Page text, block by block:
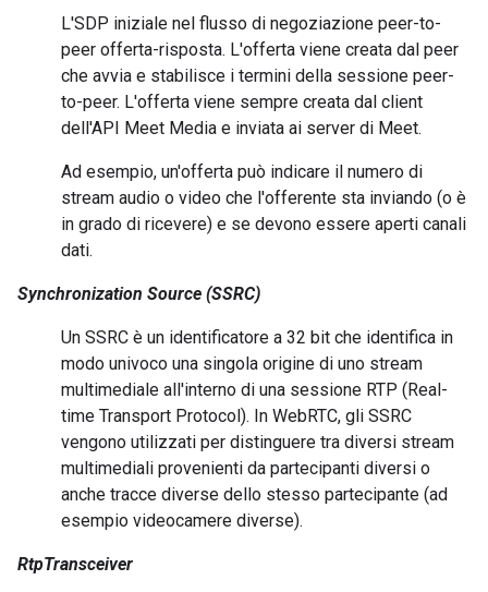
L'SDP iniziale nel flusso di negoziazione peer-to-
peer offerta-risposta. L'offerta viene creata dal peer
che avvia e stabilisce i termini della sessione peer-
to-peer. L'offerta viene sempre creata dal client
dell'API Meet Media e inviata ai server di Meet.
Ad esempio, un'offerta può indicare il numero di
stream audio o video che l'offerente sta inviando (o è
in grado di ricevere) e se devono essere aperti canali
dati.
Synchronization Source (SSRC)
Un SSRC è un identificatore a 32 bit che identifica in
modo univoco una singola origine di uno stream
multimediale all'interno di una sessione RTP (Real-
time Transport Protocol). In WebRTC, gli SSRC
vengono utilizzati per distinguere tra diversi stream
multimediali provenienti da partecipanti diversi o
anche tracce diverse dello stesso partecipante (ad
esempio videocamere diverse).
RtpTransceiver